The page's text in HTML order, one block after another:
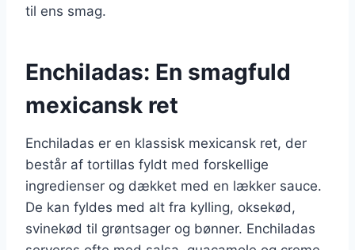
til ens smag.
Enchiladas: En smagfuld
mexicansk ret
Enchiladas er en klassisk mexicansk ret, der
består af tortillas fyldt med forskellige
ingredienser og dækket med en lækker sauce.
De kan fyldes med alt fra kylling, oksekød,
svinekød til grøntsager og bønner. Enchiladas